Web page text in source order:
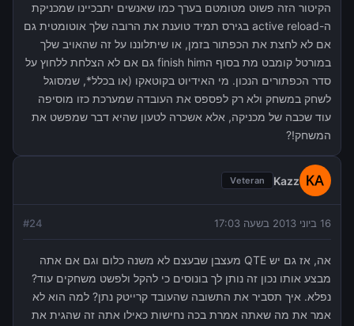
הקיטור הזה פשוט מטומטם בערך כמו שאנשים יתבכיינו שמכניקת
ה-active reload בגירס תמיד טוענת את הרובה שלך אוטומטית גם
אם לא לחצת את הכפתור בזמן, או שיתלוננו על זה שהאויב שלך
במורטל קומבט מת בסוף הfinish him גם אם לא הצלחת ללחוץ על
סדר הכפתורים הנכון. מי האידיוט בקוטאקו (או בכלל*, שמסוגל
לשחק במשחק ולא רק לפספס את העובדה שמערכת כזו מוסיפה
עוד שכבה של מכניקה, אלא אשכרה לטעון שהיא דבר שמפשט את
המשחק!?
Kazz
Veteran
16 ביוני 2013 בשעה 17:03 #24
אה, אז גם יש QTE מעצבן שבעצם לא משנה כלום וגם אם אתה
מבצע אותו נכון זה נותן לך בונוסים כי להקל ולפשט משחקים עוד?
נפלא. איך תסביר את התשובה שהעובד קרייטק נתן? למה הוא לא
אמר את מה שאתה אמרת בכה נחישות כאילו אתה זה שהגית את